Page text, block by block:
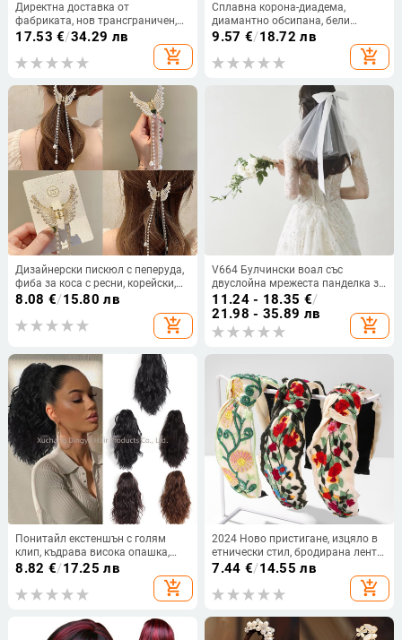
Директна доставка от
фабриката, нов трансграничен,
горещ разпродажбен пръстен за
коса от прасе, ярък цвят, сатенен
пръстен за коса, едноцветен
коса
17.53 €/34.29 лв
add_shopping_cart
Сплавна корона-диадема,
диамантно обсипана, бели
кристали, женска украса за глава
9.57 €/18.72 лв
add_shopping_cart
Дизайнерски пискюл с пеперуда,
фиба за коса с ресни, корейски,
елегантна щипка за хващане,
знаменитост, 2021, ново
8.08 €/15.80 лв
add_shopping_cart
V664 Булчински воал със
двуслойна мрежеста панделка за
глава
11.24 - 18.35 €/
21.98 - 35.89 лв
add_shopping_cart
Понитайл екстеншън с голям
клип, къдрава висока опашка,
термоустойчиво синтетично
влакно; може да се боядисва и
да се къдри.
8.82 €/17.25 лв
add_shopping_cart
2024 Ново пристигане, изцяло в
етнически стил, бродирана лента
за коса с цветя, дантелена лента
за глава с висок черепен връх,
аксесоари за коса с атмосфера
7.44 €/14.55 лв
add_shopping_cart